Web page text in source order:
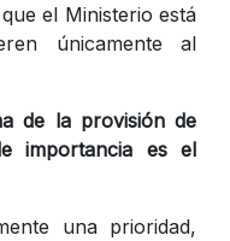
el Ministerio está
únicamente al
de la provisión de
importancia es el
una prioridad,